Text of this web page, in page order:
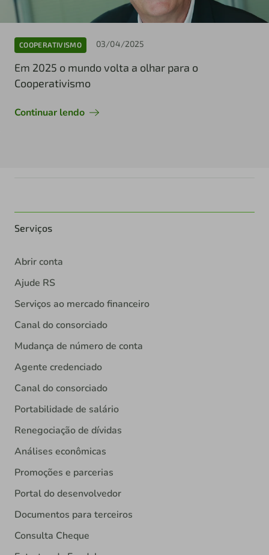
COOPERATIVISMO 03/04/2025
Em 2025 o mundo volta a olhar para o
Cooperativismo
Continuar lendo
Serviços
Abrir conta
Ajude RS
Serviços ao mercado financeiro
Canal do consorciado
Mudança de número de conta
Agente credenciado
Canal do consorciado
Portabilidade de salário
Renegociação de dívidas
Análises econômicas
Promoções e parcerias
Portal do desenvolvedor
Documentos para terceiros
Consulta Cheque